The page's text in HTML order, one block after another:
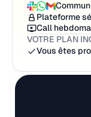
Plateforme
Call
VOTRE PLAN
Vous êtes